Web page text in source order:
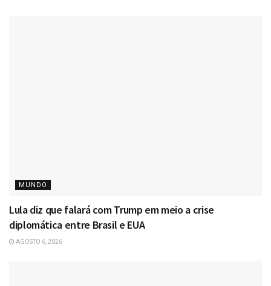
MUNDO
Lula diz que falará com Trump em meio a crise
diplomática entre Brasil e EUA
AGOSTO 6, 2026